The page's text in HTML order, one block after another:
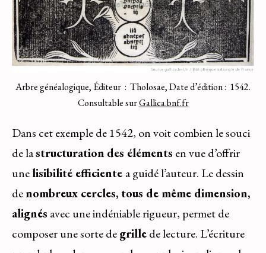
Arbre généalogique, Éditeur : Tholosae, Date d’édition : 1542.
Consultable surGallica.bnf.fr
Dans cet exemple de 1542, on voit combien le souci
de lastructuration des éléments en vue d’offrir
unelisibilité efficiente a guidé l’auteur. Le dessin
denombreux cercles, tous de même dimension,
alignés avec une indéniable rigueur, permet de
composer une sorte degrillede lecture. L’écriture